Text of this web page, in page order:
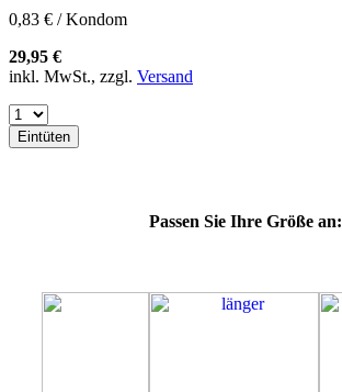
60K
60L
64E
64F
64L
64M
0,83 € / Kondom
29,95 €
inkl. MwSt., zzgl. Versand
Eintüten
Passen Sie Ihre Größe an: